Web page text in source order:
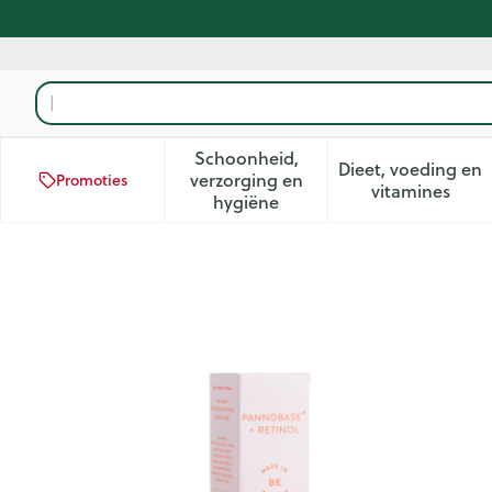
Product, merk, categorie...
Promoties
Schoonheid,
verzorging en
hygiëneToon submenu voor
Dieet, voeding en
vitamines
Toon
Pannobase + Retinol A/